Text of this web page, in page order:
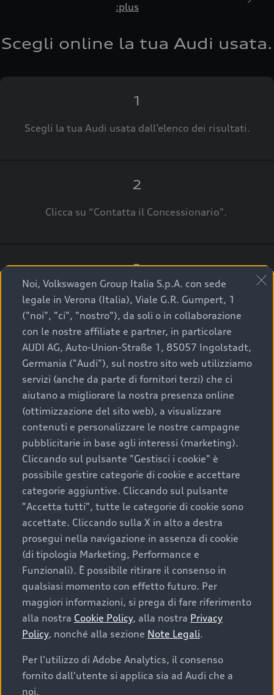
:plus
Scegli online la tua Audi usata.
1
Scegli la tua Audi usata dall’elenco dei risultati.
2
Clicca su “Contatta il Concessionario".
3
A breve verrai ricontattato dal Customer Care
Audi Center o direttamente dal Concessionario
che ti supporterà per finalizzare la tua richiesta.
La qualità di acquistare
un’auto usata Audi
Scegliere un’auto usata è una decisione che coniuga
convenienza, affidabilità e sostenibilità. Per fare un
acquisto sicuro, è essenziale considerare aspetti
determinanti come la garanzia inclusa e l’affidabilità del
marchio. Audi offre l’auto usata perfetta tramite Audi
Prima Scelta :plus
Cosa sapere prima di
acquistare la tua prossima
auto
I requisiti fondamentali da considerare prima di
acquistare un’auto usata, oltre al prezzo e all'aspetto,
Noi, Volkswagen Group Italia S.p.A. con sede
legale in Verona (Italia), Viale G.R. Gumpert, 1
("noi", "ci", "nostro"), da soli o in collaborazione
con le nostre affiliate e partner, in particolare
AUDI AG, Auto-Union-Straße 1, 85057 Ingolstadt,
Germania ("Audi"), sul nostro sito web utilizziamo
servizi (anche da parte di fornitori terzi) che ci
aiutano a migliorare la nostra presenza online
(ottimizzazione del sito web), a visualizzare
contenuti e personalizzare le nostre campagne
pubblicitarie in base agli interessi (marketing).
Cliccando sul pulsante "Gestisci i cookie" è
possibile gestire categorie di cookie e accettare
categorie aggiuntive. Cliccando sul pulsante
"Accetta tutti", tutte le categorie di cookie sono
accettate. Cliccando sulla X in alto a destra
prosegui nella navigazione in assenza di cookie
(di tipologia Marketing, Performance e
Funzionali). È possibile ritirare il consenso in
qualsiasi momento con effetto futuro. Per
maggiori informazioni, si prega di fare riferimento
alla nostra Cookie Policy, alla nostra Privacy
Policy, nonché alla sezione Note Legali.
Per l'utilizzo di Adobe Analytics, il consenso
fornito dall'utente si applica sia ad Audi che a
noi.